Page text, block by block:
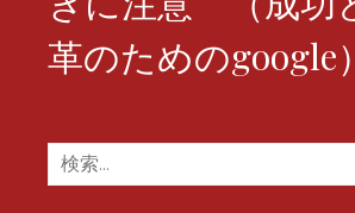
革のためのgoogle）
検
索: